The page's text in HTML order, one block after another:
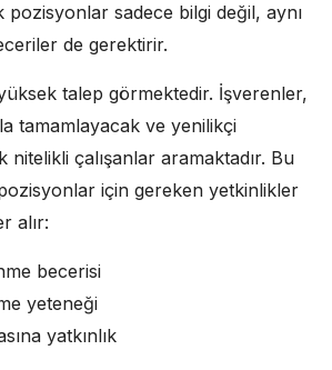
pozisyonlar sadece bilgi değil, aynı
de gerektirir.
talep görmektedir. İşverenler,
tamamlayacak ve yenilikçi
çalışanlar aramaktadır. Bu
için gereken yetkinlikler
alır:
becerisi
yeteneği
yatkınlık